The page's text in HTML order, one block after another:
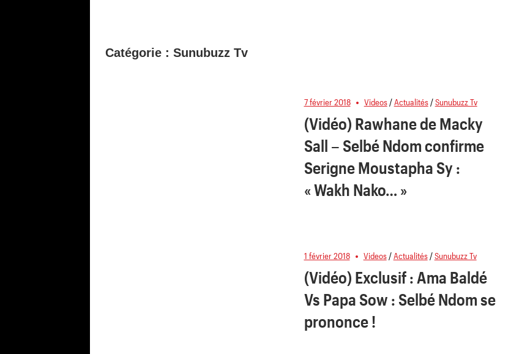
Catégorie : Sunubuzz Tv
7 février 2018 Videos/Actualités/Sunubuzz Tv
(Vidéo) Rawhane de Macky
Sall – Selbé Ndom confirme
Serigne Moustapha Sy :
« Wakh Nako… »
1 février 2018 Videos/Actualités/Sunubuzz Tv
(Vidéo) Exclusif : Ama Baldé
Vs Papa Sow : Selbé Ndom se
prononce !